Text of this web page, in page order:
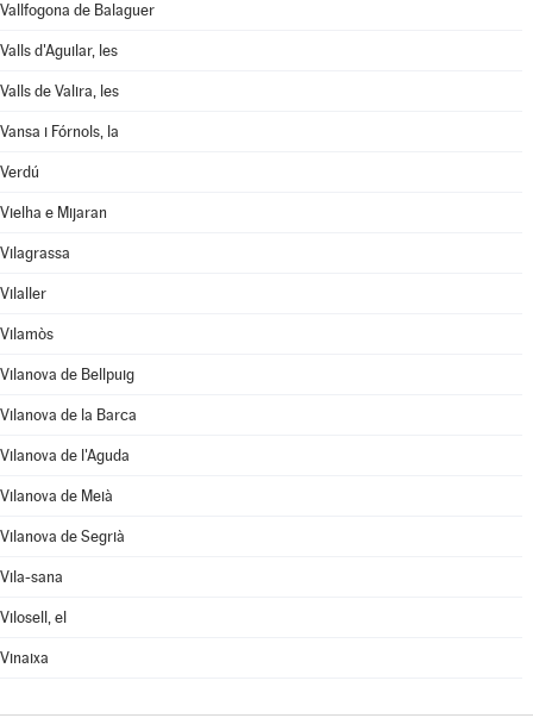
Vallfogona de Balaguer
Valls d'Aguilar, les
Valls de Valira, les
Vansa i Fórnols, la
Verdú
Vielha e Mijaran
Vilagrassa
Vilaller
Vilamòs
Vilanova de Bellpuig
Vilanova de la Barca
Vilanova de l'Aguda
Vilanova de Meià
Vilanova de Segrià
Vila-sana
Vilosell, el
Vinaixa